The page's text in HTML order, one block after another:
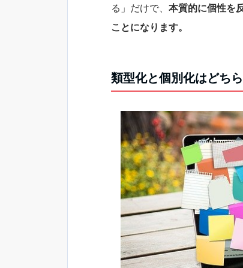
る」だけで、 本質的に個性を
ことになります。
類型化と個別化はどち